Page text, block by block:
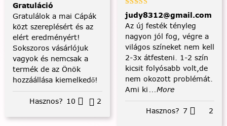
Gratuláció
Gratulálok a mai Cápák
közt szereplésért és az
elért eredményért!
Sokszoros vásárlójuk
vagyok és nemcsak a
termék de az Önök
hozzáállása kiemelkedő!
Hasznos? 10 2
judy8312@gmail.com
Az új festék tényleg
nagyon jól fog, végre a
világos színeket nem kell
2-3x átfesteni. 1-2 szín
kicsit folyósabb volt,de
nem okozott problémát.
Ami ki ...More
Hasznos? 7 2